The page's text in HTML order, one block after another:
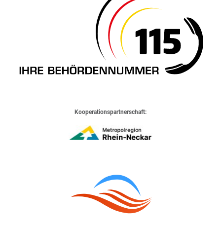
Kooperationspartnerschaft: